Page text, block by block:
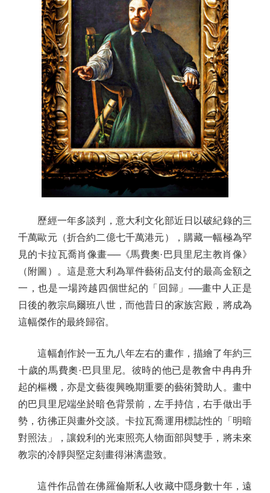
歷經一年多談判，意大利文化部近日以破紀錄的三
千萬歐元（折合約二億七千萬港元），購藏一幅極為罕
見的卡拉瓦喬肖像畫──《馬費奧·巴貝里尼主教肖像》
（附圖）。這是意大利為單件藝術品支付的最高金額之
一，也是一場跨越四個世紀的「回歸」──畫中人正是
日後的教宗烏爾班八世，而他昔日的家族宮殿，將成為
這幅傑作的最終歸宿。
這幅創作於一五九八年左右的畫作，描繪了年約三
十歲的馬費奧·巴貝里尼。彼時的他已是教會中冉冉升
起的樞機，亦是文藝復興晚期重要的藝術贊助人。畫中
的巴貝里尼端坐於暗色背景前，左手持信，右手做出手
勢，彷彿正與畫外交談。卡拉瓦喬運用標誌性的「明暗
對照法」，讓銳利的光束照亮人物面部與雙手，將未來
教宗的冷靜與堅定刻畫得淋漓盡致。
這件作品曾在佛羅倫斯私人收藏中隱身數十年，遠